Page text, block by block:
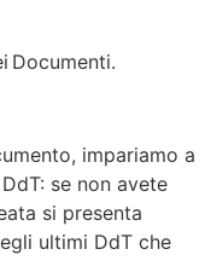
Documenti.
impariamo a
se non avete
si presenta
ultimi DdT che